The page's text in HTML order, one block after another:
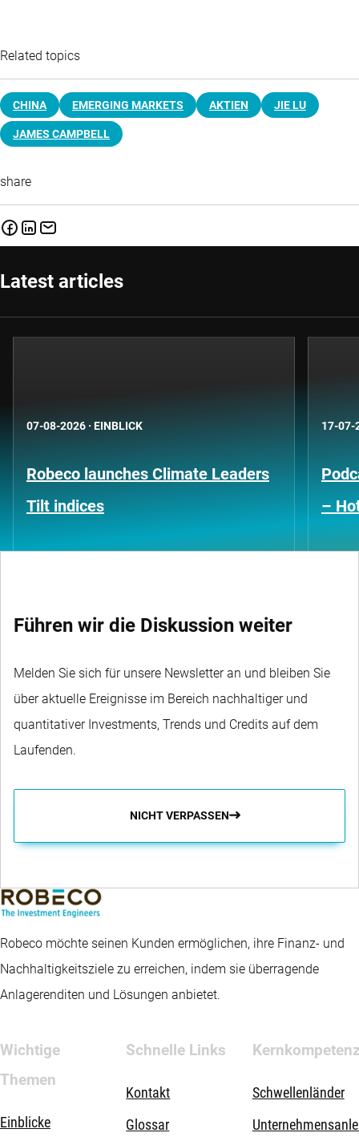
Related topics
CHINA EMERGING MARKETS AKTIEN JIE LU
JAMES CAMPBELL
share
Latest articles
07-08-2026 · EINBLICK
Robeco launches Climate Leaders
Tilt indices
17-07-
–
Führen wir die Diskussion weiter
Melden Sie sich für unsere Newsletter an und bleiben Sie
über aktuelle Ereignisse im Bereich nachhaltiger und
quantitativer Investments, Trends und Credits auf dem
Laufenden.
NICHT VERPASSEN
Robeco möchte seinen Kunden ermöglichen, ihre Finanz- und
Nachhaltigkeitsziele zu erreichen, indem sie überragende
Anlagerenditen und Lösungen anbietet.
Wichtige
Themen
Einblicke
Schnelle Links
Kontakt
Glossar
Schwellenländer